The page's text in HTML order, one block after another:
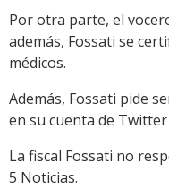
Por otra parte, el
además, Fossati se
médicos.
Además, Fossati pide
en su cuenta de
La fiscal Fossati no
5 Noticias.